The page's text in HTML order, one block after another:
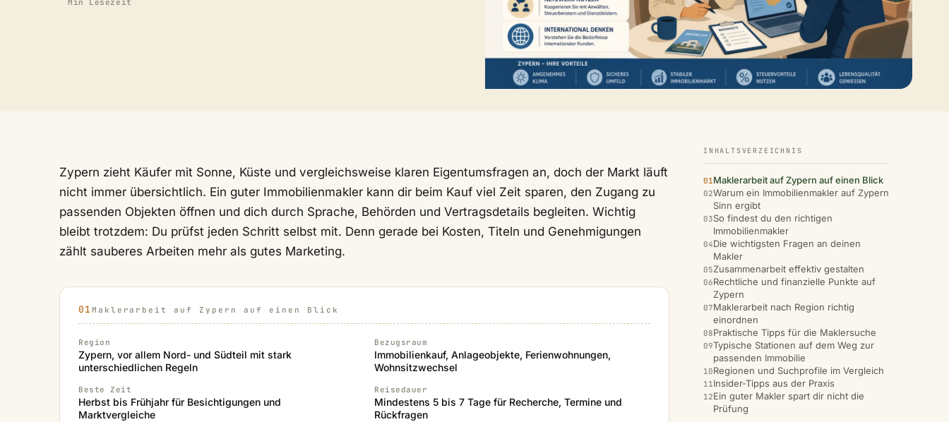
Min Lesezeit
Zypern zieht Käufer mit Sonne, Küste und vergleichsweise klaren Eigentumsfragen an, doch der Markt läuft
nicht immer übersichtlich. Ein guter Immobilienmakler kann dir beim Kauf viel Zeit sparen, den Zugang zu
passenden Objekten öffnen und dich durch Sprache, Behörden und Vertragsdetails begleiten. Wichtig
bleibt trotzdem: Du prüfst jeden Schritt selbst mit. Denn gerade bei Kosten, Titeln und Genehmigungen
zählt sauberes Arbeiten mehr als gutes Marketing.
Maklerarbeit auf Zypern auf einen Blick
Region
Zypern, vor allem Nord- und Südteil mit stark
unterschiedlichen Regeln
Bezugsraum
Immobilienkauf, Anlageobjekte, Ferienwohnungen,
Wohnsitzwechsel
Beste Zeit
Herbst bis Frühjahr für Besichtigungen und
Marktvergleiche
Reisedauer
Mindestens 5 bis 7 Tage für Recherche, Termine und
Rückfragen
INHALTSVERZEICHNIS
Maklerarbeit auf Zypern auf einen Blick
Warum ein Immobilienmakler auf Zypern
Sinn ergibt
So findest du den richtigen
Immobilienmakler
Die wichtigsten Fragen an deinen
Makler
Zusammenarbeit effektiv gestalten
Rechtliche und finanzielle Punkte auf
Zypern
Maklerarbeit nach Region richtig
einordnen
Praktische Tipps für die Maklersuche
Typische Stationen auf dem Weg zur
passenden Immobilie
Regionen und Suchprofile im Vergleich
Insider-Tipps aus der Praxis
Ein guter Makler spart dir nicht die
Prüfung